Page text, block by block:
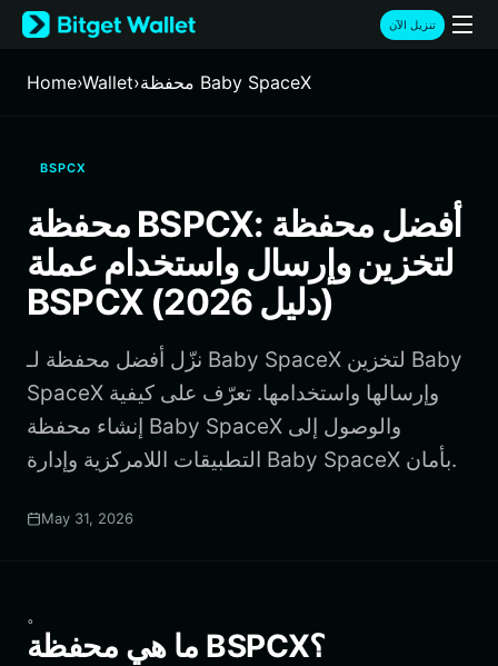
English
日本語
Русский
Italiano
Deutsch
简体中文
繁體中文
Português (Portugal)
ภาษาไทย
हिन्दी
Español
Português (Brasil)
تنزيل الآن
Home›Wallet› محفظة Baby SpaceX
BSPCX
محفظة BSPCX: أفضل محفظة
لتخزين وإرسال واستخدام عملة
BSPCX (دليل 2026)
نزّل أفضل محفظة لـ Baby SpaceX لتخزين Baby
SpaceX وإرسالها واستخدامها. تعرّف على كيفية
إنشاء محفظة Baby SpaceX والوصول إلى
التطبيقات اللامركزية وإدارة Baby SpaceX بأمان.
May 31, 2026
。
ما هي محفظة BSPCX؟